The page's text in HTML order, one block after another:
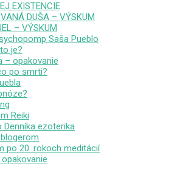
EXISTENCIE
DUŠA – VÝSKUM
– VÝSKUM
Saša Pueblo
je?
– opakovanie
po smrti?
Reiki
Denníka ezoterika
po 20. rokoch meditácií